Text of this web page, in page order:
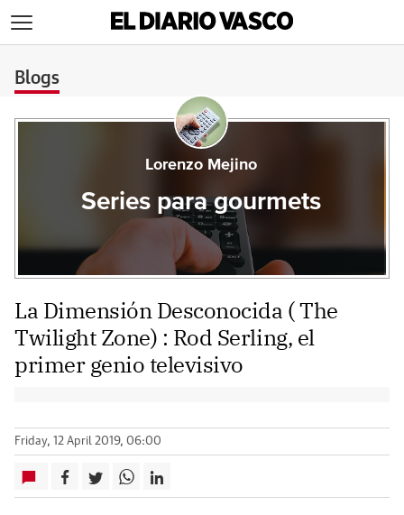
Blogs
Lorenzo Mejino
Series para gourmets
La Dimensión Desconocida ( The
Twilight Zone) : Rod Serling, el
primer genio televisivo
Friday, 12 April 2019, 06:00